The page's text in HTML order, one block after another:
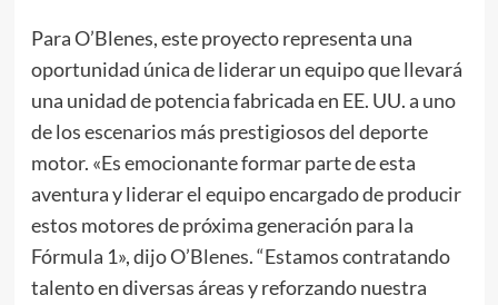
Para O’Blenes, este proyecto representa una
oportunidad única de liderar un equipo que llevará
una unidad de potencia fabricada en EE. UU. a uno
de los escenarios más prestigiosos del deporte
motor. «Es emocionante formar parte de esta
aventura y liderar el equipo encargado de producir
estos motores de próxima generación para la
Fórmula 1», dijo O’Blenes. “Estamos contratando
talento en diversas áreas y reforzando nuestra